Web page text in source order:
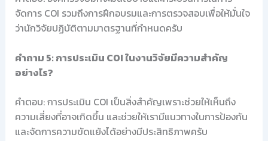
จัดการ COI รวมถึงการฝึกอบรมและการตรวจสอบเพื่อให้มั่นใจ
ว่านักวิจัยปฏิบัติตามมาตรฐานที่กำหนดครับ
คำถาม 5: การประเมิน COI ในงานวิจัยมีความสำคัญ
อย่างไร?
คำตอบ: การประเมิน COI เป็นสิ่งสำคัญเพราะช่วยให้เห็นถึง
ความเสี่ยงที่อาจเกิดขึ้น และช่วยให้เรามีแนวทางในการป้องกัน
และจัดการความขัดแย้งได้อย่างมีประสิทธิภาพครับ